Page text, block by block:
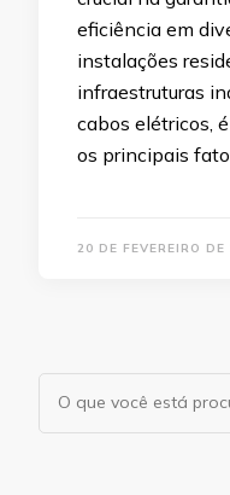
eficiência em
instalações
infraestruturas
cabos elétricos,
os principais
20 DE FEVEREIRO DE
Procurando
algo?